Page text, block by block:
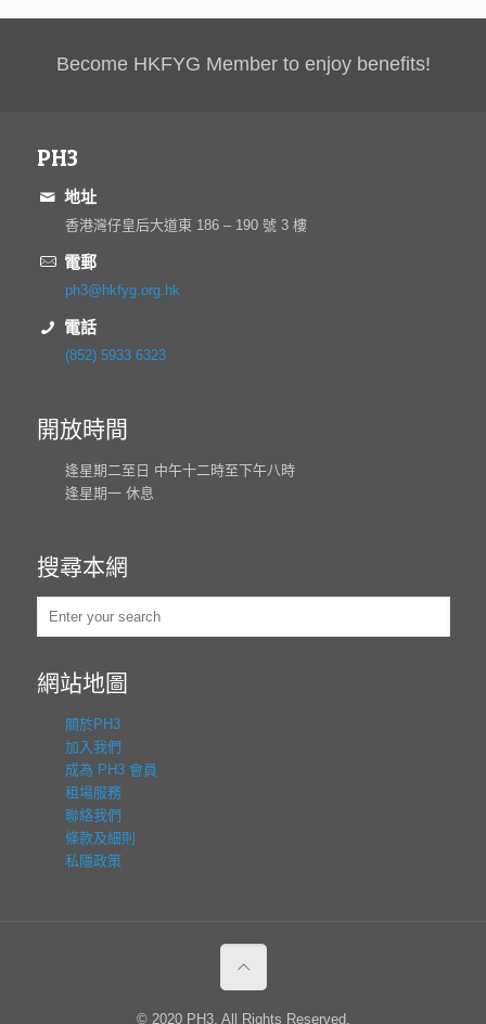
Become HKFYG Member to enjoy benefits!
PH3
地址
香港灣仔皇后大道東 186 – 190 號 3 樓
電郵
ph3@hkfyg.org.hk
電話
(852) 5933 6323
開放時間
逢星期二至日 中午十二時至下午八時
逢星期一 休息
搜尋本網
網站地圖
關於PH3
加入我們
成為 PH3 會員
租場服務
聯絡我們
條款及細則
私隱政策
© 2020 PH3. All Rights Reserved.